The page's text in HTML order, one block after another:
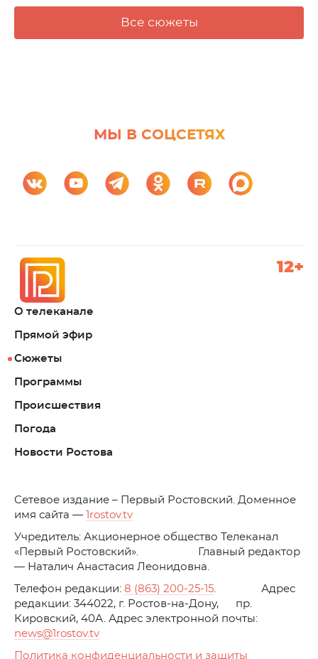
Все сюжеты
МЫ В СОЦСЕТЯХ
О телеканале
Прямой эфир
Сюжеты
Программы
Происшествия
Погода
Новости Ростова
12+
Cетевое издание – Первый Ростовский. Доменное
имя сайта —
1rostov.tv
Учредитель: Акционерное общество Телеканал
«Первый Ростовский». Главный редактор
— Наталич Анастасия Леонидовна.
Телефон редакции: 8 (863) 200-25-15. Адрес
редакции: 344022, г. Ростов-на-Дону, пр.
Кировский, 40А. Адрес электронной почты:
news@1rostov.tv
Политика конфиденциальности и защиты